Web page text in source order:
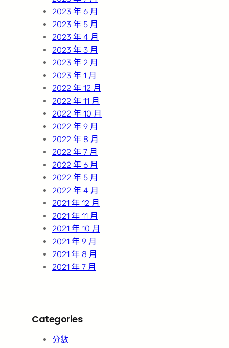
2023 年 6 月
2023 年 5 月
2023 年 4 月
2023 年 3 月
2023 年 2 月
2023 年 1 月
2022 年 12 月
2022 年 11 月
2022 年 10 月
2022 年 9 月
2022 年 8 月
2022 年 7 月
2022 年 6 月
2022 年 5 月
2022 年 4 月
2021 年 12 月
2021 年 11 月
2021 年 10 月
2021 年 9 月
2021 年 8 月
2021 年 7 月
Categories
分數